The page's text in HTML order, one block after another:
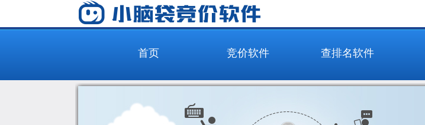
首页 竞价软件 查排名软件